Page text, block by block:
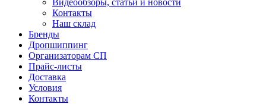
Видеообзоры, статьи и новости
Контакты
Наш склад
Бренды
Дропшиппинг
Организаторам СП
Прайс-листы
Доставка
Условия
Контакты